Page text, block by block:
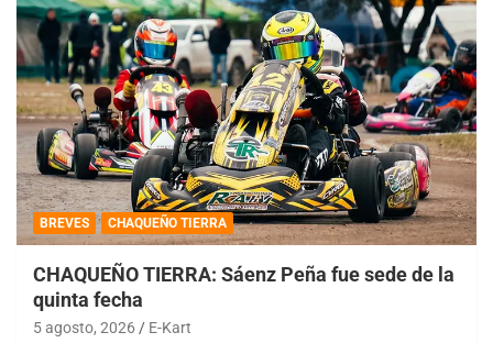
BREVES CHAQUEÑO TIERRA
CHAQUEÑO TIERRA: Sáenz Peña fue sede de la
quinta fecha
5 agosto, 2026 E-Kart